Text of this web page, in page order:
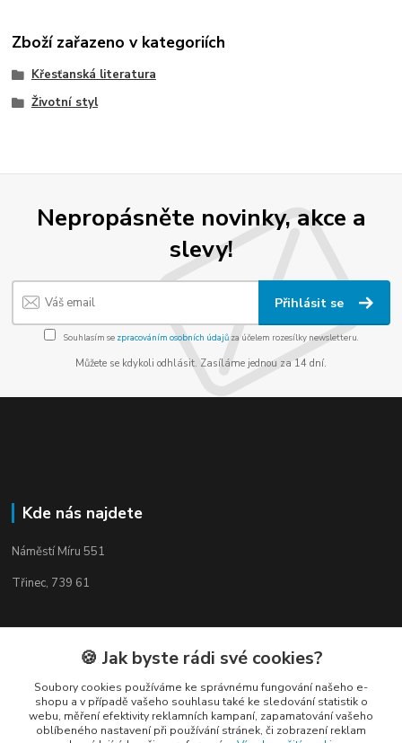
Zboží zařazeno v kategoriích
Křesťanská literatura
Životní styl
Nepropásněte novinky, akce a
slevy!
Přihlásit se
Souhlasím se zpracováním osobních údajůza účelem rozesílky newsletteru.
Můžete se kdykoli odhlásit. Zasíláme jednou za 14 dní.
Kde nás najdete
Náměstí Míru 551
Třinec, 739 61
Kontakty
🍪 Jak byste rádi své cookies?
Soubory cookies používáme ke správnému fungování našeho e-
shopu a v případě vašeho souhlasu také ke sledování statistik o
webu, měření efektivity reklamních kampaní, zapamatování vašeho
oblíbeného nastavení při používání stránek, či zobrazení reklam